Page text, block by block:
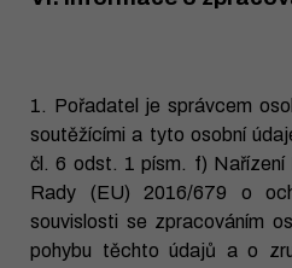
1. Pořadatel je správcem
soutěžícími a tyto osobní
čl. 6 odst. 1 písm. f) Nařízení
Rady (EU) 2016/679 o
souvislosti se zpracováním
pohybu těchto údajů a o